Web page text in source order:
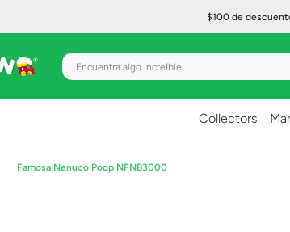
$100 de
Encuentra algo increíble...
Collectors
Famosa Nenuco Poop NFNB3000